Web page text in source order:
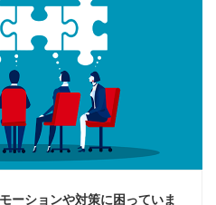
ーションや対策に困っていま